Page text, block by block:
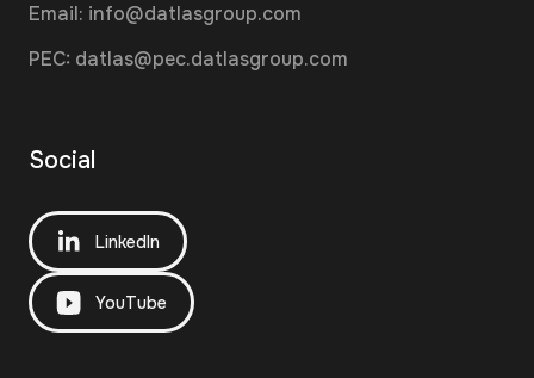
Email: info@datlasgroup.com
PEC: datlas@pec.datlasgroup.com
Social
LinkedIn
YouTube